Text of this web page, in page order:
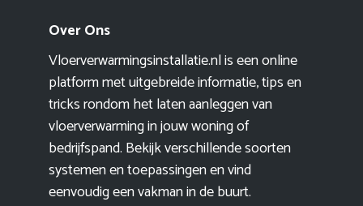
Over Ons
Vloerverwarmingsinstallatie.nl is een online
platform met uitgebreide informatie, tips en
tricks rondom het laten aanleggen van
vloerverwarming in jouw woning of
bedrijfspand. Bekijk verschillende soorten
systemen en toepassingen en vind
eenvoudig een vakman in de buurt.